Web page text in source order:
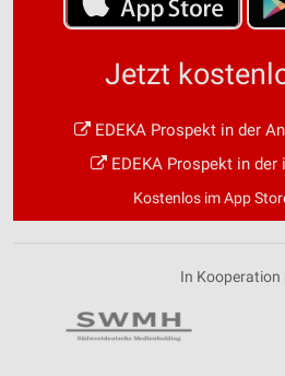
Jetzt
EDEKA Prospekt in der
EDEKA Prospekt in der
Kostenlos im App
In Kooperation